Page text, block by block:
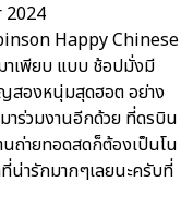
2024
Happy Chinese
เพียบ แบบ ช้อปมั่งมี
สองหนุ่มสุดฮอต อย่าง
ร่วมงานอีกด้วย ที่ดรบิน
ถ่ายทอดสดก็ต้องเป็นโน
น่ารักมากๆเลยนะครับที่